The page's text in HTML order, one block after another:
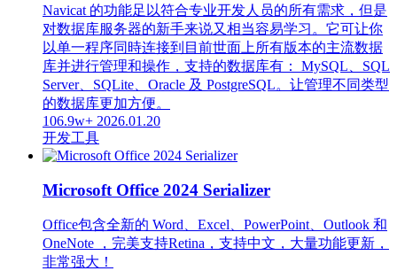
Navicat 的功能足以符合专业开发人员的所有需求，但是
对数据库服务器的新手来说又相当容易学习。它可让你
以单一程序同時连接到目前世面上所有版本的主流数据
库并进行管理和操作，支持的数据库有： MySQL、SQL
Server、SQLite、Oracle 及 PostgreSQL。让管理不同类型
的数据库更加方便。
106.9w+ 2026.01.20
开发工具
Microsoft Office 2024 Serializer
Office包含全新的 Word、Excel、PowerPoint、Outlook 和
OneNote ，完美支持Retina，支持中文，大量功能更新，
非常强大！